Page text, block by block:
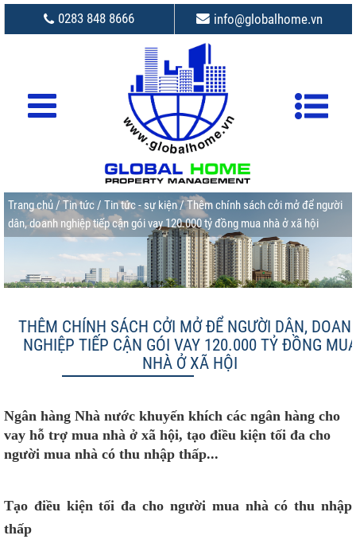
0283 848 8666 info@globalhome.vn
Trang chủ/Tin tức/ Tin tức - sự kiện/ Thêm chính sách cởi mở để người
dân, doanh nghiệp tiếp cận gói vay 120.000 tỷ đồng mua nhà ở xã hội
THÊM CHÍNH SÁCH CỞI MỞ ĐỂ NGƯỜI DÂN,
NGHIỆP TIẾP CẬN GÓI VAY 120.000 TỶ ĐỒNG
NHÀ Ở XÃ HỘI
Ngân hàng Nhà nước khuyến khích các ngân hàng cho
vay hỗ trợ mua nhà ở xã hội, tạo điều kiện tối đa cho
người mua nhà có thu nhập thấp...
Tạo điều kiện tối đa cho người mua nhà có thu nhập
thấp